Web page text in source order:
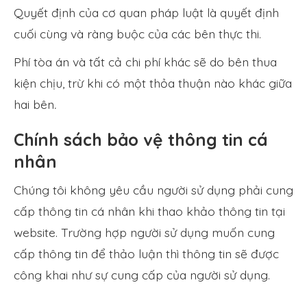
Quyết định của cơ quan pháp luật là quyết định
cuối cùng và ràng buộc của các bên thực thi.
Phí tòa án và tất cả chi phí khác sẽ do bên thua
kiện chịu, trừ khi có một thỏa thuận nào khác giữa
hai bên.
Chính sách bảo vệ thông tin cá
nhân
Chúng tôi không yêu cầu người sử dụng phải cung
cấp thông tin cá nhân khi thao khảo thông tin tại
website. Trường hợp người sử dụng muốn cung
cấp thông tin để thảo luận thì thông tin sẽ được
công khai như sự cung cấp của người sử dụng.